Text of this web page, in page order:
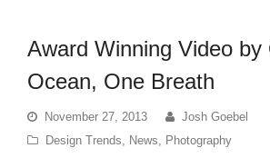
Award Winning Video by
Ocean, One Breath
November 27, 2013
Josh Goebel
Design Trends, News, Photography